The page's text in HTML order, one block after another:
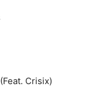
Crisix)